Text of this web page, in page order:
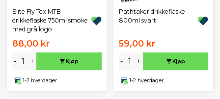
Elite Fly Tex MTB
drikkeflaske 750ml smoke
med grå logo
88,00 kr
- + Kjøp
1-2 hverdager
Pathtaker drikkeflaske
800ml svart
59,00 kr
- + Kjøp
1-2 hverdager